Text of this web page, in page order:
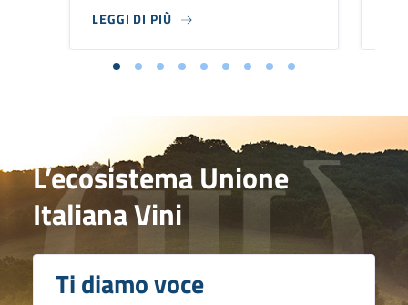
LEGGI DI PIÙ
L’ecosistema Unione
Italiana Vini
Ti diamo voce